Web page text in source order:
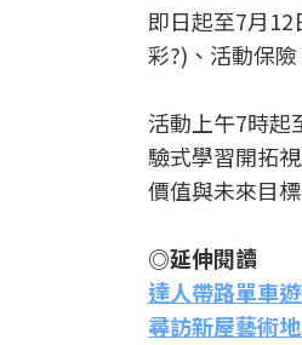
即日起至7月12
彩?)、活動保
活動上午7時起
驗式學習開拓
價值與未來目標
◎延伸閱讀
達人帶路單車
尋訪新屋藝術